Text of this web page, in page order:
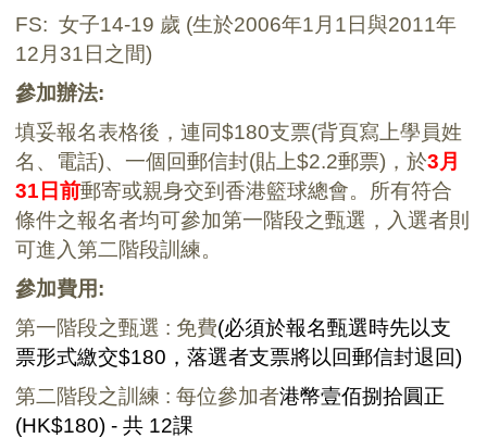
FS:女子14-19 歲 (生於2006年1 月 1日與2011年
12 月 31日之間)
參加辦法:
填妥報名表格後，連同$180支票(背頁寫上學員姓
名、電話)、一個回郵信封(貼上$2.2郵票)，於3月
31日前郵寄或親身交到香港籃球總會。所有符合
條件之報名者均可參加第一階段之甄選，入選者則
可進入第二階段訓練。
參加費用:
第一階段之甄選 : 免費(必須於報名甄選時先以支
票形式繳交$180 ，落選者支票將以回郵信封退回)
第二階段之訓練 :每位參加者港幣壹佰捌拾圓正
(HK$180) -共 12課